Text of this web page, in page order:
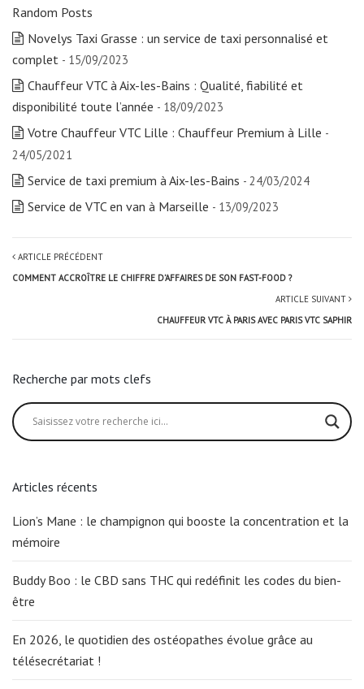
Random Posts
Novelys Taxi Grasse : un service de taxi personnalisé et
complet - 15/09/2023
Chauffeur VTC à Aix-les-Bains : Qualité, fiabilité et
disponibilité toute l’année - 18/09/2023
Votre Chauffeur VTC Lille : Chauffeur Premium à Lille -
24/05/2021
Service de taxi premium à Aix-les-Bains - 24/03/2024
Service de VTC en van à Marseille - 13/09/2023
ARTICLE PRÉCÉDENT
COMMENT ACCROÎTRE LE CHIFFRE D’AFFAIRES DE SON FAST-FOOD ?
ARTICLE SUIVANT
CHAUFFEUR VTC À PARIS AVEC PARIS VTC SAPHIR
Recherche par mots clefs
Articles récents
Lion’s Mane : le champignon qui booste la concentration et la
mémoire
Buddy Boo : le CBD sans THC qui redéfinit les codes du bien-
être
En 2026, le quotidien des ostéopathes évolue grâce au
télésecrétariat !